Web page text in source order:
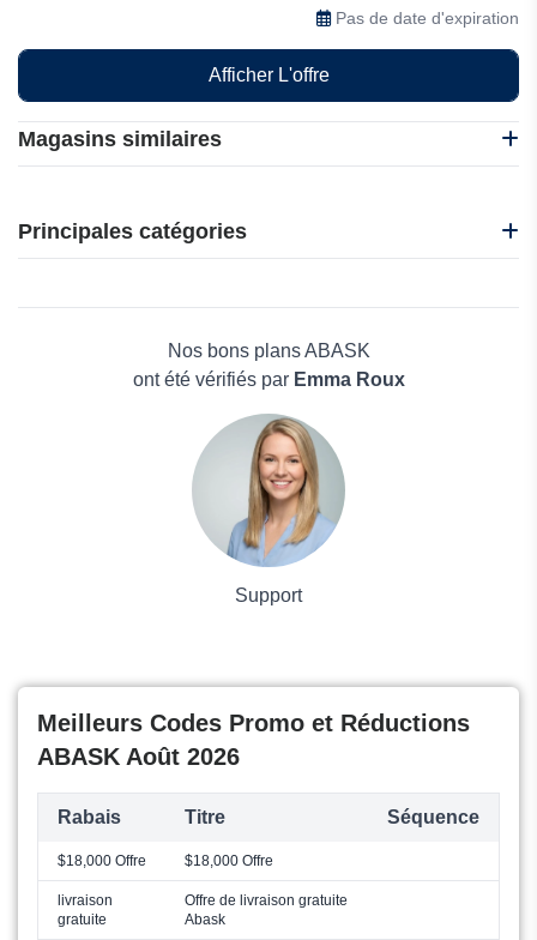
Magasins similaires
Gabiona
Garden of Life
Habitat et Jardin
Principales catégories
Maison & JardinNos bons plans ABASK
ont été vérifiés par Emma Roux
Support
Pas de date d'expiration
Afficher L'offre
Meilleurs Codes Promo et Réductions
ABASK Août 2026
Rabais Titre Séquence
$18,000 Offre $18,000 Offre
livraison
gratuite
Offre de livraison gratuite
Abask